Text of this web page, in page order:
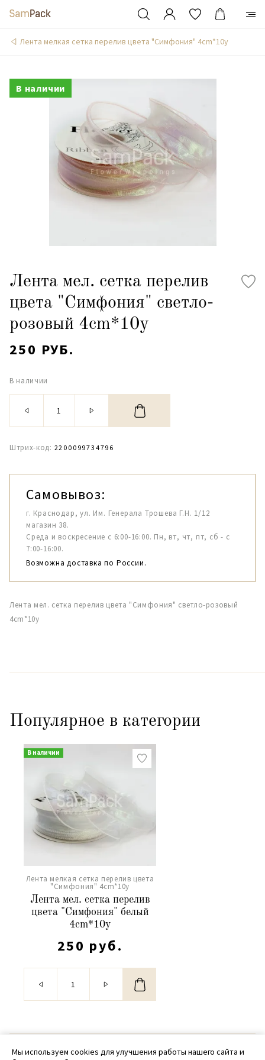
Лента мелкая сетка перелив цвета "Симфония" 4cm*10y
В наличии
Лента мел. сетка перелив
цвета "Симфония" светло-
розовый 4cm*10y
250 РУБ.
В наличии
Штрих-код: 2200099734796
Самовывоз:
г. Краснодар, ул. Им. Генерала Трошева Г.Н. 1/12
магазин 38.
Среда и воскресение с 6:00-16:00. Пн, вт, чт, пт, сб - с
7:00-16:00.
Возможна доставка по России.
Лента мел. сетка перелив цвета "Симфония" светло-розовый
4cm*10y
Популярное в категории
В наличии
Лента мелкая сетка перелив цвета
"Симфония" 4cm*10y
Лента мел. сетка перелив
цвета "Симфония" белый
4cm*10y
250 руб.
© 2020 - 2026 SamPack
Мы используем cookies для улучшения работы нашего сайта и